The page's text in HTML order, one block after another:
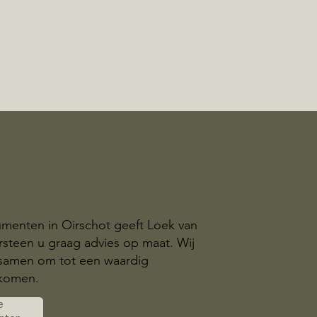
in Oirschot geeft Loek van
u graag advies op maat. Wij
om tot een waardig